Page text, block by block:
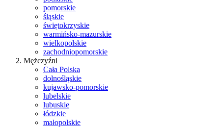
pomorskie
śląskie
świętokrzyskie
warmińsko-mazurskie
wielkopolskie
zachodniopomorskie
Mężczyźni
Cała Polska
dolnośląskie
kujawsko-pomorskie
lubelskie
lubuskie
łódzkie
małopolskie